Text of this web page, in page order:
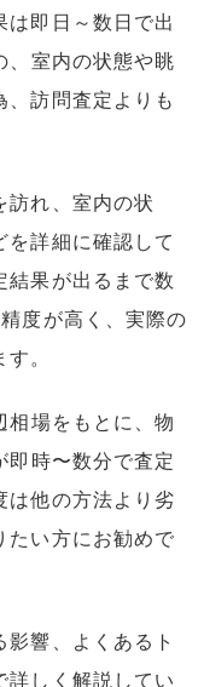
は即日～数日で出
、室内の状態や眺
、訪問査定よりも
訪れ、室内の状
を詳細に確認して
結果が出るまで数
度が高く、実際の
。
相場をもとに、物
即時〜数分で査定
は他の方法より劣
たい方にお勧めで
響、よくあるト
詳しく解説してい